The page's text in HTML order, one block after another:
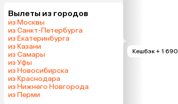
Вылеты из городов
из Москвы
из Санкт-Петербурга
из Екатеринбурга
из Казани
из Самары
из Уфы
из Новосибирска
из Краснодара
из Нижнего Новгорода
из Перми
Кешбэк + 1 690